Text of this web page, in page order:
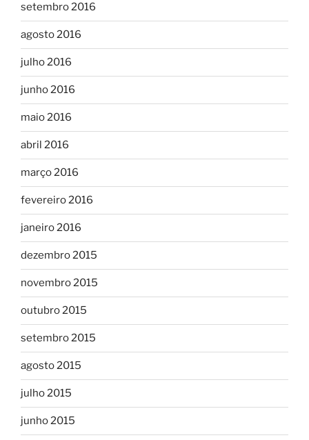
setembro 2016
agosto 2016
julho 2016
junho 2016
maio 2016
abril 2016
março 2016
fevereiro 2016
janeiro 2016
dezembro 2015
novembro 2015
outubro 2015
setembro 2015
agosto 2015
julho 2015
junho 2015